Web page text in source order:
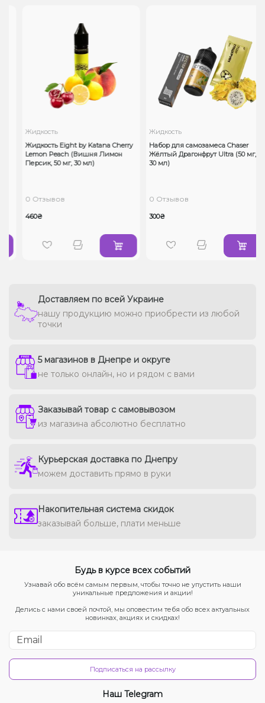
Жидкость
Жидкость Eight by Katana Cherry
Lemon Peach (Вишня Лимон
Персик, 50 мг, 30 мл)
0 Отзывов
460₴
Жидкость
Набор для самозамеса Chaser
Жёлтый Драгонфрут Ultra (50 мг,
30 мл)
0 Отзывов
300₴
Доставляем по всей Украине
нашу продукцию можно приобрести из любой
точки
5 магазинов в Днепре и округе
не только онлайн, но и рядом с вами
Заказывай товар с самовывозом
из магазина абсолютно бесплатно
Курьерская доставка по Днепру
можем доставить прямо в руки
Накопительная система скидок
заказывай больше, плати меньше
Будь в курсе всех событий
Узнавай обо всём самым первым, чтобы точно не упустить наши
уникальные предложения и акции!
Делись с нами своей почтой, мы оповестим тебя обо всех актуальных
новинках, акциях и скидках!
Подписаться на рассылку
Наш Telegram